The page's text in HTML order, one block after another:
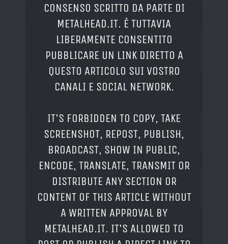
CONSENSO SCRITTO DA PARTE DI
METALHEAD.IT. È TUTTAVIA
LIBERAMENTE CONSENTITO
PUBBLICARE UN LINK DIRETTO A
QUESTO ARTICOLO SUI VOSTRO
CANALI E SOCIAL NETWORK.
IT'S FORBIDDEN TO COPY, TAKE
SCREENSHOT, REPOST, PUBLISH,
BROADCAST, SHOW IN PUBLIC,
ENCODE, TRANSLATE, TRANSMIT OR
DISTRIBUTE ANY SECTION OR
CONTENT OF THIS ARTICLE WITHOUT
A WRITTEN APPROVAL BY
METALHEAD.IT. IT'S ALLOWED TO